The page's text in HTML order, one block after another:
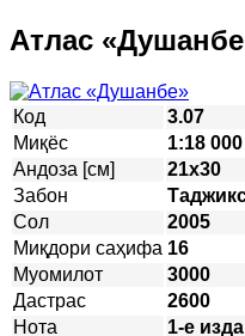
Атлас
Код
3.07
Миқёс
1:18 000
Андоза [см]
21х30
Забон
Сол
2005
Миқдори саҳифа 16
Муомилот
3000
Дастрас
2600
Нота
1-е